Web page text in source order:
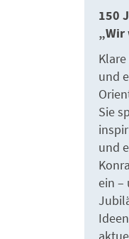
150
„Wir
und
Sie
und
ein –